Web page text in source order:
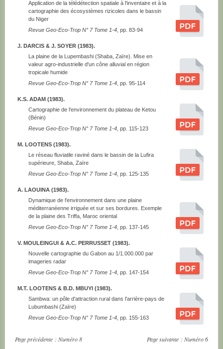
Application de la télédétection spatiale à l'inventaire et à la
cartographie des écosystèmes rizicoles dans le bassin
du Niger
Revue Geo-Eco-Trop N° 7 Tome 1-4 , pp. 83-94
J. DARCIS & J. SOYER (1983).
La plaine de la Lupembashi (Shaba, Zaïre). Mise en
valeur agro-industrielle d'un cône alluvial en région
tropicale humide
Revue Geo-Eco-Trop N° 7 Tome 1-4 , pp. 95-114
K.S. ADAM (1983).
Cartographie de l'environnement du plateau de Ketou
(Bénin)
Revue Geo-Eco-Trop N° 7 Tome 1-4 , pp. 115-123
M. LOOTENS (1983).
Le réseau fluviatile raviné dans le bassin de la Lufira
supérieure, Shaba, Zaïre
Revue Geo-Eco-Trop N° 7 Tome 1-4 , pp. 125-135
A. LAOUINA (1983).
Dynamique de l'environnement dans une plaine
méditerranéenne irriguée et sur ses bordures. Exemple
de la plaine des Triffa, Maroc oriental
Revue Geo-Eco-Trop N° 7 Tome 1-4 , pp. 137-145
V. MOULEINGUI & A.C. PERRUSSET (1983).
Nouvelle cartographie du Gabon au 1/1.000.000 par
imageries radar
Revue Geo-Eco-Trop N° 7 Tome 1-4 , pp. 147-154
M.T. LOOTENS & B.D. MBUYI (1983).
Sambwa: un pôle d'attraction rural dans l'arrière-pays de
Lubumbashi (Zaïre)
Revue Geo-Eco-Trop N° 7 Tome 1-4 , pp. 155-163
Page précédente : Numéro 8 Page suivante : Numéro 6